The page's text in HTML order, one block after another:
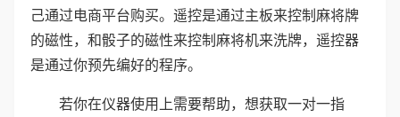
己通过电商平台购买。遥控是通过主板来控制麻将牌
的磁性，和骰子的磁性来控制麻将机来洗牌，遥控器
是通过你预先编好的程序。
若你在仪器使用上需要帮助，想获取一对一指